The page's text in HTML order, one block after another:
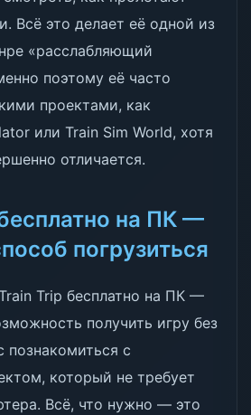
Всё это делает её одной из
«расслабляющий
поэтому её часто
проектами, как
или Train Sim World, хотя
отличается.
на ПК —
погрузиться
Trip бесплатно на ПК —
получить игру без
познакомиться с
который не требует
Всё, что нужно — это